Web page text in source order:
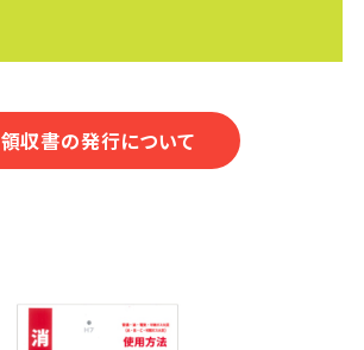
領収書の発行について